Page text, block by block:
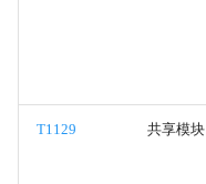
T1129 共享模块